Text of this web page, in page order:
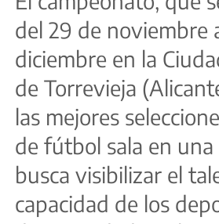
del 29 de noviembre
diciembre en la
de Torrevieja
las mejores
de fútbol sala en
busca visibilizar el
capacidad de los